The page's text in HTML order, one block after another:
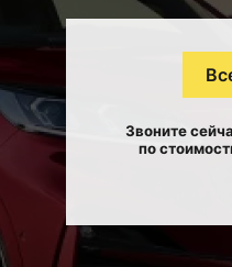
Звоните
по